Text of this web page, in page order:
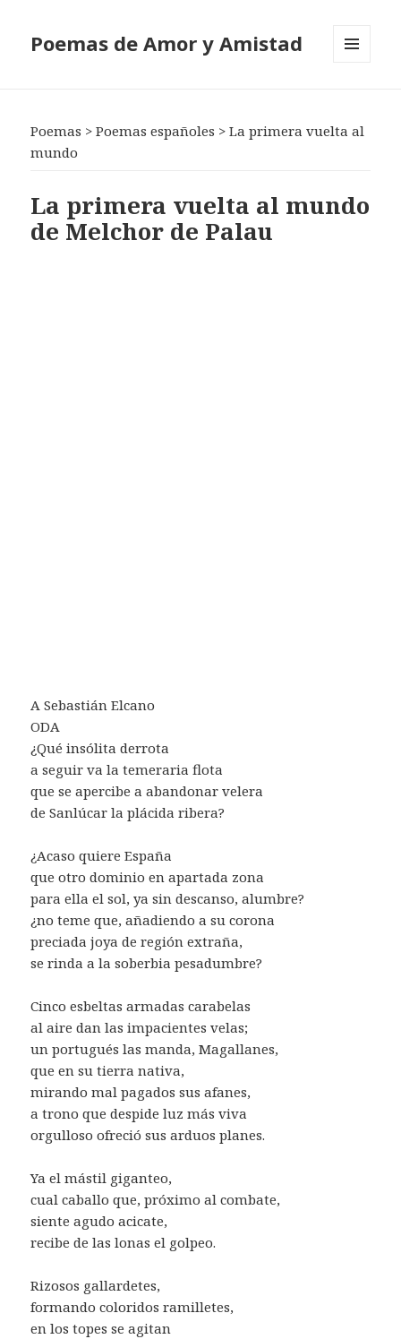
Poemas de Amor y Amistad
Poemas >Poemas españoles >La primera vuelta al
mundo
La primera vuelta al mundo
de Melchor de Palau
A Sebastián Elcano
ODA
¿Qué insólita derrota
a seguir va la temeraria flota
que se apercibe a abandonar velera
de Sanlúcar la plácida ribera?
¿Acaso quiere España
que otro dominio en apartada zona
para ella el sol, ya sin descanso, alumbre?
¿no teme que, añadiendo a su corona
preciada joya de región extraña,
se rinda a la soberbia pesadumbre?
Cinco esbeltas armadas carabelas
al aire dan las impacientes velas;
un portugués las manda, Magallanes,
que en su tierra nativa,
mirando mal pagados sus afanes,
a trono que despide luz más viva
orgulloso ofreció sus arduos planes.
Ya el mástil giganteo,
cual caballo que, próximo al combate,
siente agudo acicate,
recibe de las lonas el golpeo.
Rizosos gallardetes,
formando coloridos ramilletes,
en los topes se agitan